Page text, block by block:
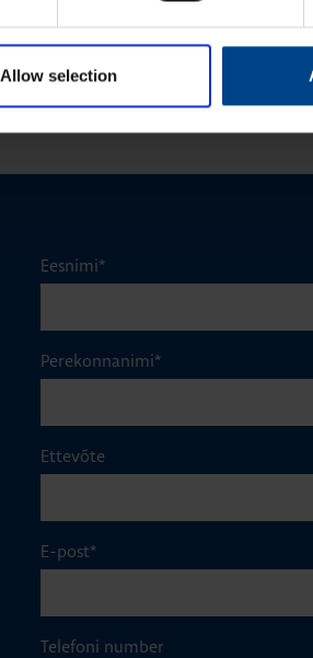
Allow selection
Eesnimi*
Perekonnanimi*
Ettevõte
E-post*
Telefoni number